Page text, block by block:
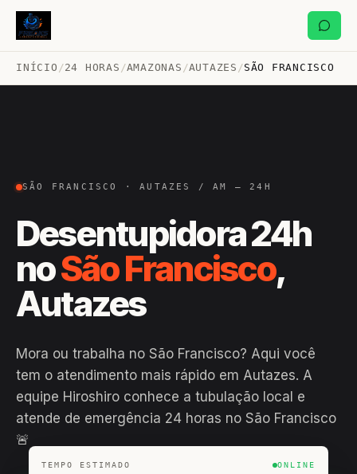
INÍCIO /24 HORAS /AMAZONAS /AUTAZES /SÃO FRANCISCO
SÃO FRANCISCO · AUTAZES / AM — 24H
Desentupidora 24h
noSão Francisco,
Autazes
Mora ou trabalha no São Francisco? Aqui você
tem o atendimento mais rápido em Autazes. A
equipe Hiroshiro conhece a tubulação local e
atende de emergência 24 horas no São Francisco
🚨
TEMPO ESTIMADO ONLINE